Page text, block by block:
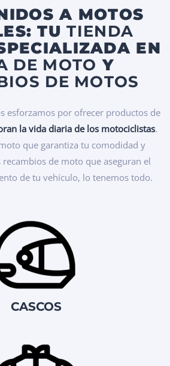
A MOTOS
TUTIENDA
EN
DE MOTO Y
DE MOTOS
esforzamos por ofrecer productos de
la vida diaria de los motociclistas.
que garantiza tu comodidad y
de moto que aseguran el
de tu vehículo, lo tenemos todo.
CASCOS